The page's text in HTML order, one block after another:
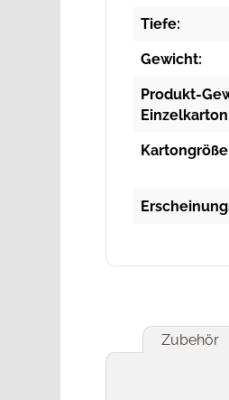
Tiefe:
Gewicht:
Produkt-
Zubehör